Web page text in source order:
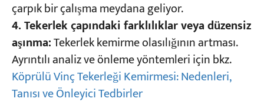
çarpık bir çalışma meydana geliyor.
4. Tekerlek çapındaki farklılıklar veya düzensiz
aşınma:Tekerlek kemirme olasılığının artması.
Ayrıntılı analiz ve önleme yöntemleri için bkz.
Köprülü Vinç Tekerleği Kemirmesi: Nedenleri,
Tanısı ve Önleyici Tedbirler